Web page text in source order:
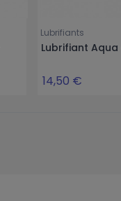
Lubrifiants
Lubrifiant
14,50 €